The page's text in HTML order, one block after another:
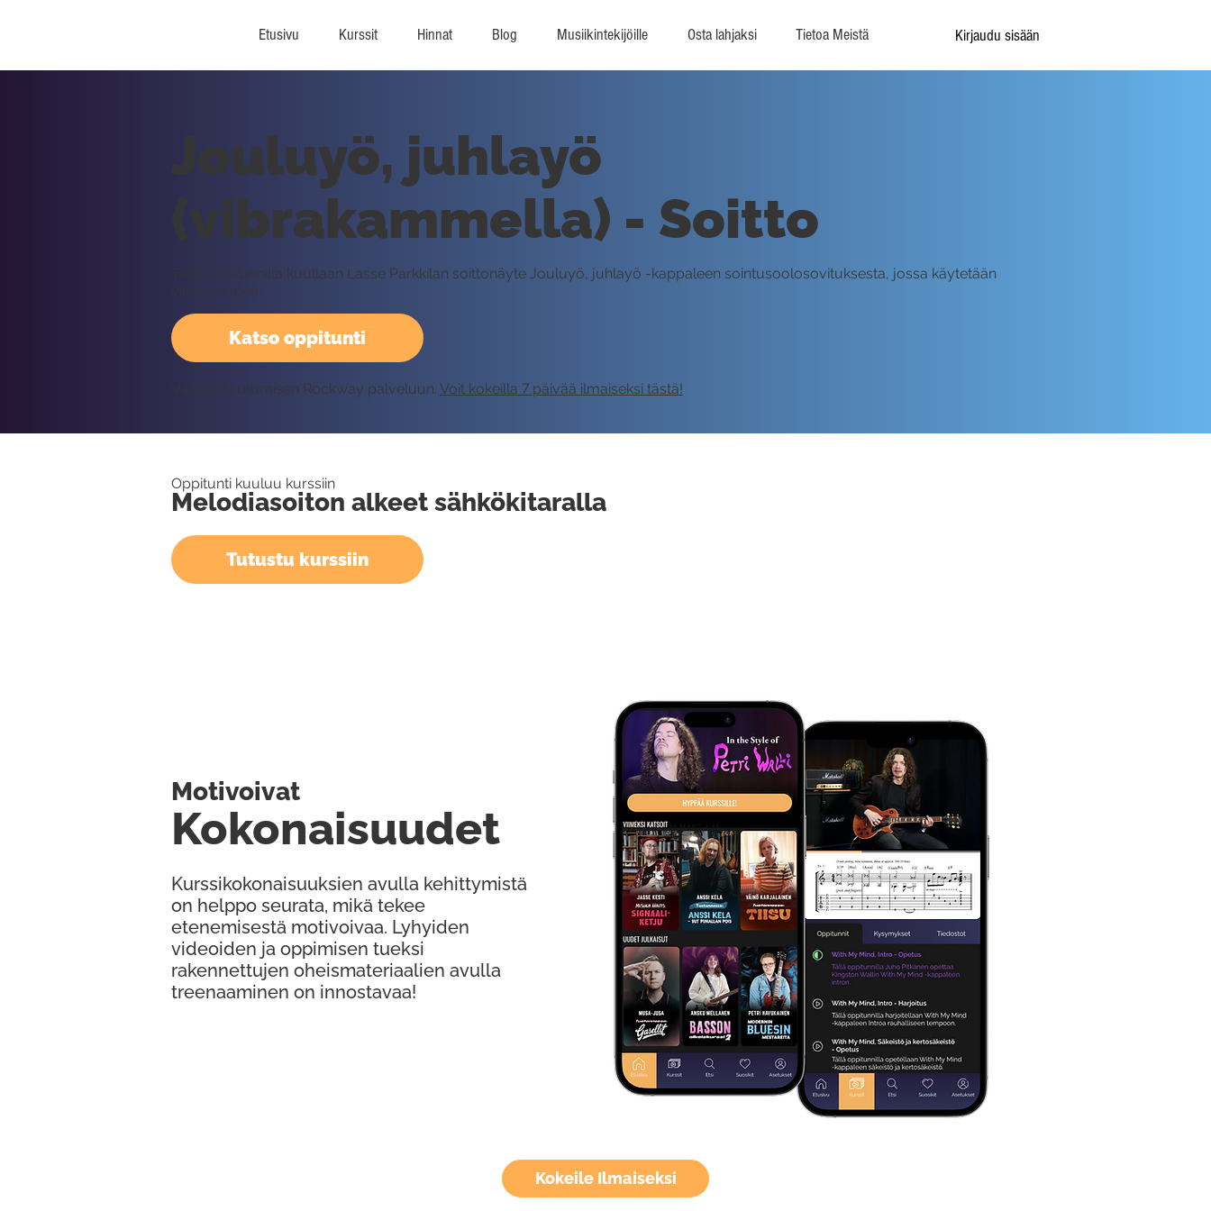
Etusivu Kurssit Hinnat Blog Musiikintekijöille Osta lahjaksi Tietoa Meistä Kirjaudu sisään
Kokeile Ilmaiseksi
Katso oppitunti
Jouluyö, juhlayö
(vibrakammella) - Soitto
Tällä oppitunnilla kuullaan Lasse Parkkilan soittonäyte Jouluyö, juhlayö -kappaleen sointusoolosovituksesta, jossa käytetään
vibrakampea.
Vaatii kirjautumisen Rockway palveluun. Voit kokeilla 7 päivää ilmaiseksi tästä!
Oppitunti kuuluu kurssiin
Melodiasoiton alkeet sähkökitaralla
Tutustu kurssiin
Kurssikokonaisuuksien avulla kehittymistä
on helppo seurata, mikä tekee
etenemisestä motivoivaa. Lyhyiden
videoiden ja oppimisen tueksi
rakennettujen oheismateriaalien avulla
treenaaminen on innostavaa!
Kokonaisuudet
Motivoivat